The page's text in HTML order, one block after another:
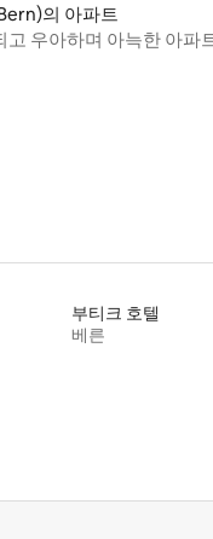
점), 후기 3개
의 아파트
고 우아하며 아늑한 아파
부티크 호텔
베른